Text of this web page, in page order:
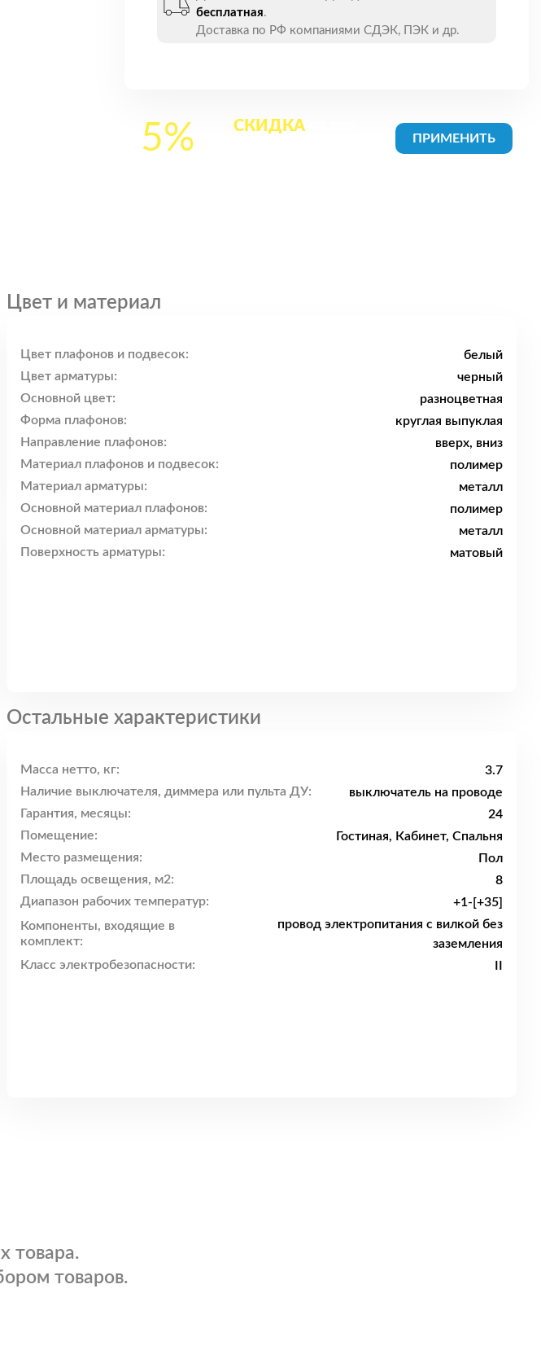
бесплатная.
Доставка по РФ компаниями СДЭК, ПЭК и др.
5% СКИДКА
Цвет и материал
Цвет плафонов и подвесок:
белый
Цвет арматуры:
черный
Основной цвет:
разноцветная
Форма плафонов:
круглая выпуклая
Направление плафонов:
вверх, вниз
Материал плафонов и подвесок:
полимер
Материал арматуры:
металл
Основной материал плафонов:
полимер
Основной материал арматуры:
металл
Поверхность арматуры:
матовый
Остальные характеристики
Масса нетто, кг:
3.7
Наличие выключателя, диммера или пульта ДУ:
выключатель на проводе
Гарантия, месяцы:
24
Помещение:
Гостиная, Кабинет, Спальня
Место размещения:
Пол
Площадь освещения, м2:
8
Диапазон рабочих температур:
+1-[+35]
Компоненты, входящие в
комплект:
провод электропитания с вилкой без
заземления
Класс электробезопасности:
II
товара.
товаров.